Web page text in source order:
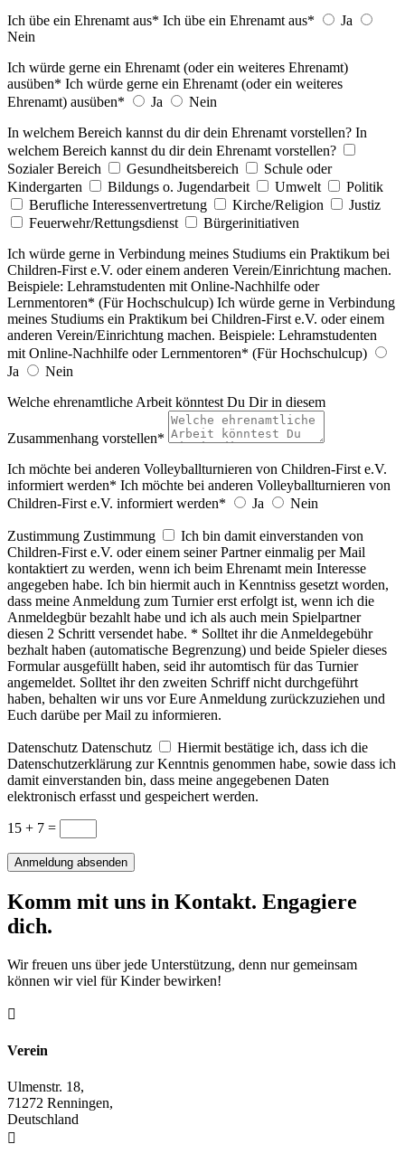
Ich übe ein Ehrenamt aus* Ich übe ein Ehrenamt aus*
Ja
Nein
Ich würde gerne ein Ehrenamt (oder ein weiteres Ehrenamt)
ausüben* Ich würde gerne ein Ehrenamt (oder ein weiteres
Ehrenamt) ausüben*
Ja
Nein
In welchem Bereich kannst du dir dein Ehrenamt vorstellen? In
welchem Bereich kannst du dir dein Ehrenamt vorstellen?
Sozialer Bereich
Gesundheitsbereich
Schule oder
Kindergarten
Bildungs o. Jugendarbeit Umwelt
Politik
Berufliche Interessenvertretung
Kirche/Religion
Justiz
Feuerwehr/Rettungsdienst
Bürgerinitiativen
Ich würde gerne in Verbindung meines Studiums ein Praktikum bei
Children-First e.V. oder einem anderen Verein/Einrichtung machen.
Beispiele: Lehramstudenten mit Online-Nachhilfe oder
Lernmentoren* (Für Hochschulcup) Ich würde gerne in Verbindung
meines Studiums ein Praktikum bei Children-First e.V. oder einem
anderen Verein/Einrichtung machen. Beispiele: Lehramstudenten
mit Online-Nachhilfe oder Lernmentoren* (Für Hochschulcup)
Ja
Nein
Welche ehrenamtliche Arbeit könntest Du Dir in diesem
Zusammenhang vorstellen*
Ich möchte bei anderen Volleyballturnieren von Children-First e.V.
informiert werden* Ich möchte bei anderen Volleyballturnieren von
Children-First e.V. informiert werden*
Ja Nein
Zustimmung Zustimmung
Ich bin damit einverstanden von
Children-First e.V. oder einem seiner Partner einmalig per Mail
kontaktiert zu werden, wenn ich beim Ehrenamt mein Interesse
angegeben habe. Ich bin hiermit auch in Kenntniss gesetzt worden,
dass meine Anmeldung zum Turnier erst erfolgt ist, wenn ich die
Anmeldegbür bezahlt habe und ich als auch mein Spielpartner
diesen 2 Schritt versendet habe. * Solltet ihr die Anmeldegebühr
bezhalt haben (automatische Begrenzung) und beide Spieler dieses
Formular ausgefüllt haben, seid ihr automtisch für das Turnier
angemeldet. Solltet ihr den zweiten Schriff nicht durchgeführt
haben, behalten wir uns vor Eure Anmeldung zurückzuziehen und
Euch darübe per Mail zu informieren.
Datenschutz Datenschutz
Hiermit bestätige ich, dass ich die
Datenschutzerklärung zur Kenntnis genommen habe, sowie dass ich
damit einverstanden bin, dass meine angegebenen Daten
elektronisch erfasst und gespeichert werden.
15 + 7 =
Anmeldung absenden
Komm mit uns in Kontakt. Engagiere
dich.
Wir freuen uns über jede Unterstützung, denn nur gemeinsam
können wir viel für Kinder bewirken!

Verein
Ulmenstr. 18,
71272 Renningen,
Deutschland
